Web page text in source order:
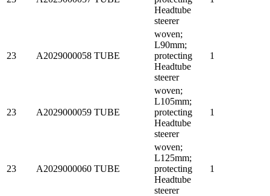
Headtube
steerer
23 A2029000058 TUBE
woven;
L90mm;
protecting
Headtube
steerer
1
23 A2029000059 TUBE
woven;
L105mm;
protecting
Headtube
steerer
1
23 A2029000060 TUBE
woven;
L125mm;
protecting
Headtube
steerer
1